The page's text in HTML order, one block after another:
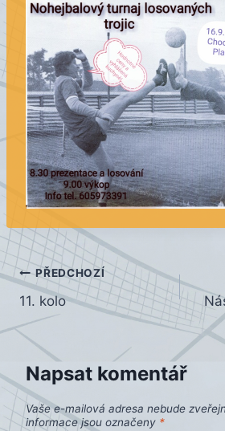
Navigace
pro
příspěvek
PŘEDCHOZÍ
11. kolo
Napsat komentář
Vaše e-mailová adresa nebude
informace jsou označeny *